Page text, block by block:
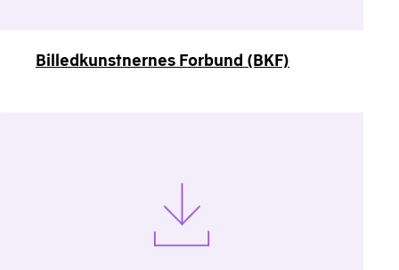
Billedkunstnernes Forbund (BKF)